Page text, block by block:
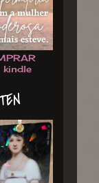
kindle